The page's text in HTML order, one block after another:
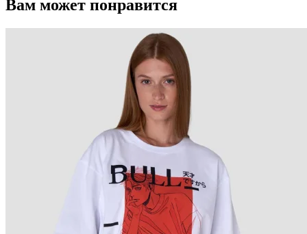
Вам может понравится